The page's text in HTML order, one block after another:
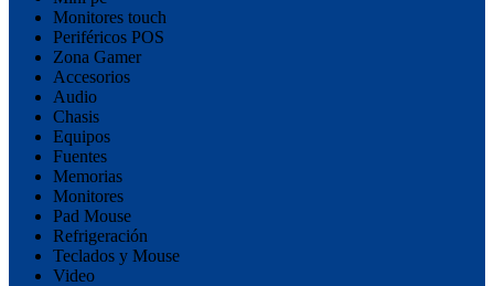
Monitores touch
Periféricos POS
Zona Gamer
Accesorios
Audio
Chasis
Equipos
Fuentes
Memorias
Monitores
Pad Mouse
Refrigeración
Teclados y Mouse
Video